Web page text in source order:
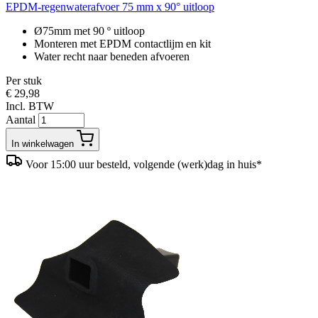
EPDM-regenwaterafvoer 75 mm x 90° uitloop
Ø75mm met 90 º uitloop
Monteren met EPDM contactlijm en kit
Water recht naar beneden afvoeren
Per stuk
€ 29,98
Incl. BTW
Aantal
In winkelwagen
Voor 15:00 uur besteld, volgende (werk)dag in huis*